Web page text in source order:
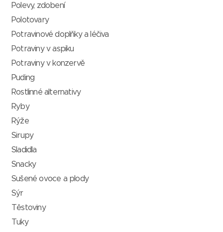
Polevy, zdobení
Polotovary
Potravinové doplňky a léčiva
Potraviny v aspiku
Potraviny v konzervě
Puding
Rostlinné alternativy
Ryby
Rýže
Sirupy
Sladidla
Snacky
Sušené ovoce a plody
Sýr
Těstoviny
Tuky